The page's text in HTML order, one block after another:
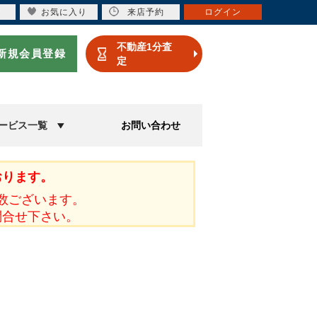
規会員登録
不動産1分査
定
ビス一覧 お問い合わせ
ます。
ざいます。
せ下さい。
お気に入り 来店予約 ログイン